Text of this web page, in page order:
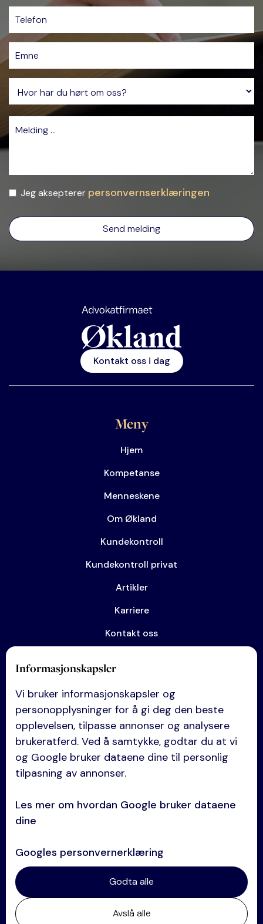
Informasjonskapsler
Vi bruker informasjonskapsler og
personopplysninger for å gi deg den beste
opplevelsen, tilpasse annonser og analysere
brukeratferd. Ved å samtykke, godtar du at vi
og Google bruker dataene dine til personlig
tilpasning av annonser.
Les mer om hvordan Google bruker dataene
dine
Googles personvernerklæring
Avslå alle
Godta alle
Jeg aksepterer personvernserklæringen
Kontakt oss i dag
Meny
Hjem
Kompetanse
Menneskene
Om Økland
Kundekontroll
Kundekontroll privat
Artikler
Karriere
Kontakt oss
Kompetanse
Anskaffelser
Eiendom
Entreprise
Tvisteløsning
Kontakt
+47 64 84 60 60